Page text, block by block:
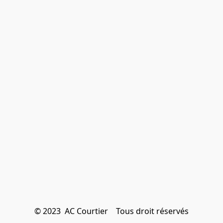
© 2023  AC Courtier    Tous droit réservés